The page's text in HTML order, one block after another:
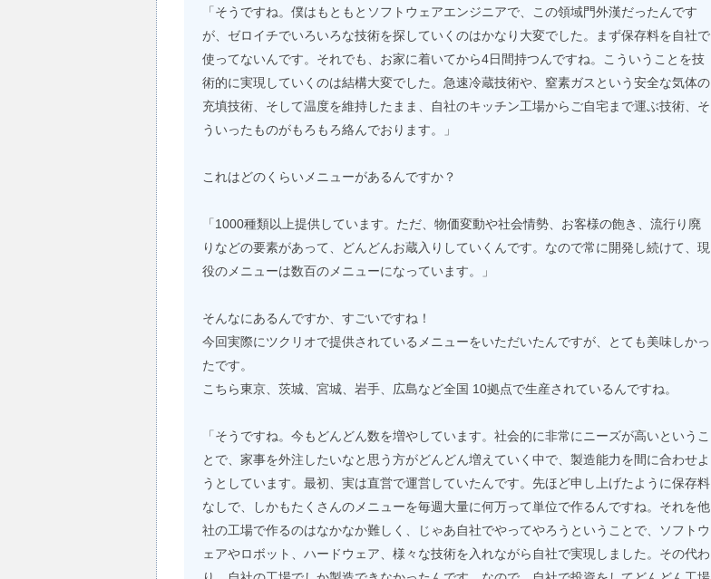
「そうですね。僕はもともとソフトウェアエンジニアで、この領域門外漢だったんです
が、ゼロイチでいろいろな技術を探していくのはかなり大変でした。まず保存料を自社で
使ってないんです。それでも、お家に着いてから4日間持つんですね。こういうことを技
術的に実現していくのは結構大変でした。急速冷蔵技術や、窒素ガスという安全な気体の
充填技術、そして温度を維持したまま、自社のキッチン工場からご自宅まで運ぶ技術、そ
ういったものがもろもろ絡んでおります。」
これはどのくらいメニューがあるんですか？
「1000種類以上提供しています。ただ、物価変動や社会情勢、お客様の飽き、流行り廃
りなどの要素があって、どんどんお蔵入りしていくんです。なので常に開発し続けて、現
役のメニューは数百のメニューになっています。」
そんなにあるんですか、すごいですね！
今回実際にツクリオで提供されているメニューをいただいたんですが、とても美味しかっ
たです。
こちら東京、茨城、宮城、岩手、広島など全国 10拠点で生産されているんですね。
「そうですね。今もどんどん数を増やしています。社会的に非常にニーズが高いというこ
とで、家事を外注したいなと思う方がどんどん増えていく中で、製造能力を間に合わせよ
うとしています。最初、実は直営で運営していたんです。先ほど申し上げたように保存料
なしで、しかもたくさんのメニューを毎週大量に何万って単位で作るんですね。それを他
社の工場で作るのはなかなか難しく、じゃあ自社でやってやろうということで、ソフトウ
ェアやロボット、ハードウェア、様々な技術を入れながら自社で実現しました。その代わ